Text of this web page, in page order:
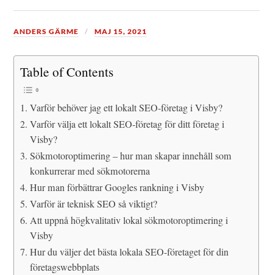
ANDERS GÄRME MAJ 15, 2021
Table of Contents
Varför behöver jag ett lokalt SEO-företag i Visby?
Varför välja ett lokalt SEO-företag för ditt företag i
Visby?
Sökmotoroptimering – hur man skapar innehåll som
konkurrerar med sökmotorerna
Hur man förbättrar Googles rankning i Visby
Varför är teknisk SEO så viktigt?
Att uppnå högkvalitativ lokal sökmotoroptimering i
Visby
Hur du väljer det bästa lokala SEO-företaget för din
företagswebbplats